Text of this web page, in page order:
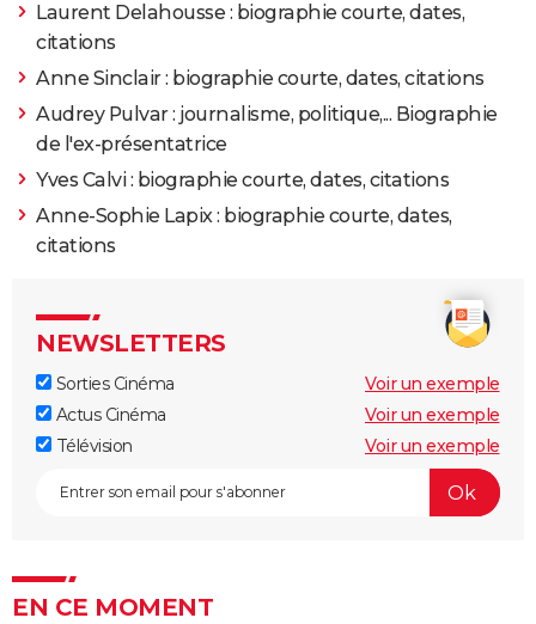
Laurent Delahousse : biographie courte, dates,
citations
Anne Sinclair : biographie courte, dates, citations
Audrey Pulvar : journalisme, politique,... Biographie
de l'ex-présentatrice
Yves Calvi : biographie courte, dates, citations
Anne-Sophie Lapix : biographie courte, dates,
citations
NEWSLETTERS
Sorties Cinéma
Voir un exemple
Actus Cinéma
Voir un exemple
Télévision
Voir un exemple
EN CE MOMENT